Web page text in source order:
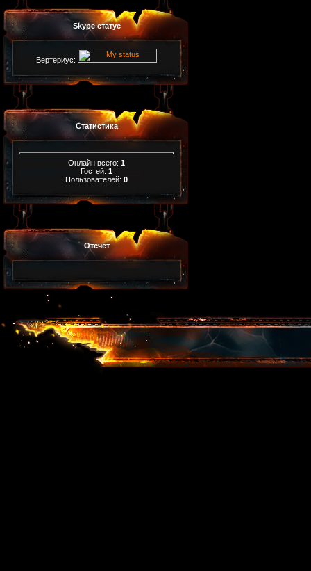
Skype статус
Вертериус:
Статистика
Онлайн всего: 1
Гостей: 1
Пользователей: 0
Отсчет